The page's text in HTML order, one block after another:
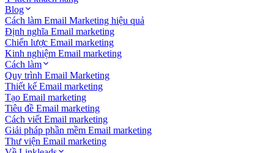
Blog
Cách làm Email Marketing hiệu quả
Định nghĩa Email marketing
Chiến lược Email marketing
Kinh nghiệm Email marketing
Cách làm
Quy trình Email Marketing
Thiết kế Email marketing
Tạo Email marketing
Tiêu đề Email marketing
Cách viết Email marketing
Giải pháp phần mềm Email marketing
Thư viện Email marketing